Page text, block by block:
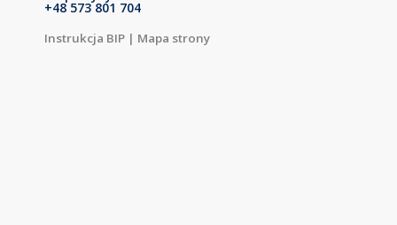
+48 573 801 704
Instrukcja BIP | Mapa strony